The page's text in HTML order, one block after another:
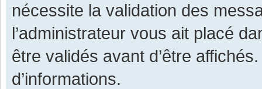
nécessite la validation des
l’administrateur vous ait placé
être validés avant d’être
d’informations.